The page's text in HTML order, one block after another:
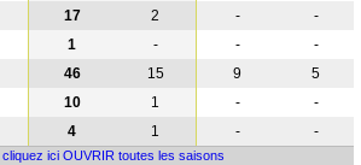
17 2 -
-
1 - -
-
46 15 9
5
10 1 -
-
4 1 - -
cliquez ici OUVRIR toutes les saisons